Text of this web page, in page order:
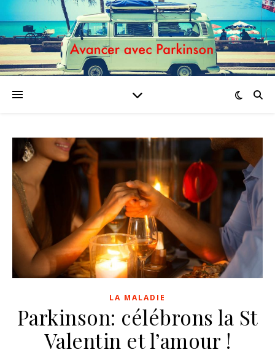
LA MALADIE
Parkinson: célébrons la St
Valentin et l’amour !